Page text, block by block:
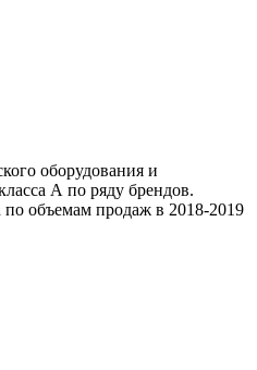
оборудования и
А по ряду брендов.
объемам продаж в 2018-2019